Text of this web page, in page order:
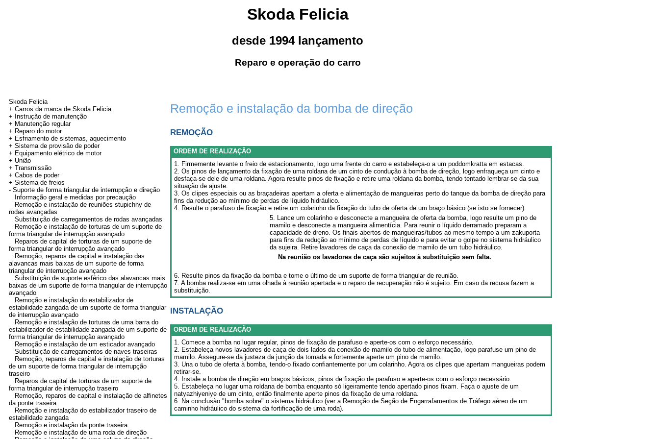
Skoda Felicia
desde 1994 lançamento
Reparo e operação do carro
Skoda Felicia
+ Carros da marca de Skoda Felicia
+ Instrução de manutenção
+ Manutenção regular
+ Reparo do motor
+ Esfriamento de sistemas, aquecimento
+ Sistema de provisão de poder
+ Equipamento elétrico de motor
+ União
+ Transmissão
+ Cabos de poder
+ Sistema de freios
- Suporte de forma triangular de interrupção e direção
Informação geral e medidas por precaução
Remoção e instalação de reuniões stupichny de
rodas avançadas
Substituição de carregamentos de rodas avançadas
Remoção e instalação de torturas de um suporte de
forma triangular de interrupção avançado
Reparos de capital de torturas de um suporte de
forma triangular de interrupção avançado
Remoção, reparos de capital e instalação das
alavancas mais baixas de um suporte de forma
triangular de interrupção avançado
Substituição de suporte esférico das alavancas mais
baixas de um suporte de forma triangular de interrupção
avançado
Remoção e instalação do estabilizador de
estabilidade zangada de um suporte de forma triangular
de interrupção avançado
Remoção e instalação de torturas de uma barra do
estabilizador de estabilidade zangada de um suporte de
forma triangular de interrupção avançado
Remoção e instalação de um esticador avançado
Substituição de carregamentos de naves traseiras
Remoção, reparos de capital e instalação de torturas
de um suporte de forma triangular de interrupção
traseiro
Reparos de capital de torturas de um suporte de
forma triangular de interrupção traseiro
Remoção, reparos de capital e instalação de alfinetes
da ponte traseira
Remoção e instalação do estabilizador traseiro de
estabilidade zangada
Remoção e instalação da ponte traseira
Remoção e instalação de uma roda de direção
Remoção e instalação da bomba de direção
REMOÇÃO
ORDEM DE REALIZAÇÃO
1. Firmemente levante o freio de estacionamento, logo uma frente do carro e estabeleça-o a um poddomkratta em estacas.
2. Os pinos de lançamento da fixação de uma roldana de um cinto de condução à bomba de direção, logo enfraqueça um cinto e
desfaça-se dele de uma roldana. Agora resulte pinos de fixação e retire uma roldana da bomba, tendo tentado lembrar-se da sua
situação de ajuste.
3. Os clipes especiais ou as braçadeiras apertam a oferta e alimentação de mangueiras perto do tanque da bomba de direção para
fins da redução ao mínimo de perdas de líquido hidráulico.
4. Resulte o parafuso de fixação e retire um colarinho da fixação do tubo de oferta de um braço básico (se isto se fornecer).
5. Lance um colarinho e desconecte a mangueira de oferta da bomba, logo resulte um pino de
mamilo e desconecte a mangueira alimentícia. Para reunir o líquido derramado preparam a
capacidade de dreno. Os finais abertos de mangueiras/tubos ao mesmo tempo a um zakuporta
para fins da redução ao mínimo de perdas de líquido e para evitar o golpe no sistema hidráulico
da sujeira. Retire lavadores de caça da conexão de mamilo de um tubo hidráulico.
Na reunião os lavadores de caça são sujeitos à substituição sem falta.
6. Resulte pinos da fixação da bomba e tome o último de um suporte de forma triangular de reunião.
7. A bomba realiza-se em uma olhada à reunião apertada e o reparo de recuperação não é sujeito. Em caso da recusa fazem a
substituição.
INSTALAÇÃO
ORDEM DE REALIZAÇÃO
1. Comece a bomba no lugar regular, pinos de fixação de parafuso e aperte-os com o esforço necessário.
2. Estabeleça novos lavadores de caça de dois lados da conexão de mamilo do tubo de alimentação, logo parafuse um pino de
mamilo. Assegure-se da justeza da junção da tomada e fortemente aperte um pino de mamilo.
3. Una o tubo de oferta à bomba, tendo-o fixado confiantemente por um colarinho. Agora os clipes que apertam mangueiras podem
retirar-se.
4. Instale a bomba de direção em braços básicos, pinos de fixação de parafuso e aperte-os com o esforço necessário.
5. Estabeleça no lugar uma roldana de bomba enquanto só ligeiramente tendo apertado pinos fixam. Faça o ajuste de um
natyazhiyeniye de um cinto, então finalmente aperte pinos da fixação de uma roldana.
6. Na conclusão "bomba sobre" o sistema hidráulico (ver a Remoção de Seção de Engarrafamentos de Tráfego aéreo de um
caminho hidráulico do sistema da fortificação de uma roda).